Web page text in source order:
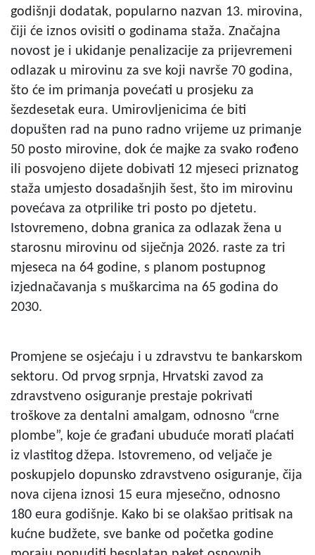
godišnji dodatak, popularno nazvan 13. mirovina,
čiji će iznos ovisiti o godinama staža. Značajna
novost je i ukidanje penalizacije za prijevremeni
odlazak u mirovinu za sve koji navrše 70 godina,
što će im primanja povećati u prosjeku za
šezdesetak eura. Umirovljenicima će biti
dopušten rad na puno radno vrijeme uz primanje
50 posto mirovine, dok će majke za svako rođeno
ili posvojeno dijete dobivati 12 mjeseci priznatog
staža umjesto dosadašnjih šest, što im mirovinu
povećava za otprilike tri posto po djetetu.
Istovremeno, dobna granica za odlazak žena u
starosnu mirovinu od siječnja 2026. raste za tri
mjeseca na 64 godine, s planom postupnog
izjednačavanja s muškarcima na 65 godina do
2030.
Promjene se osjećaju i u zdravstvu te bankarskom
sektoru. Od prvog srpnja, Hrvatski zavod za
zdravstveno osiguranje prestaje pokrivati
troškove za dentalni amalgam, odnosno “crne
plombe”, koje će građani ubuduće morati plaćati
iz vlastitog džepa. Istovremeno, od veljače je
poskupjelo dopunsko zdravstveno osiguranje, čija
nova cijena iznosi 15 eura mjesečno, odnosno
180 eura godišnje. Kako bi se olakšao pritisak na
kućne budžete, sve banke od početka godine